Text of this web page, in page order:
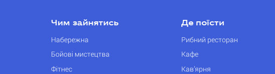
Чим зайнятись
Набережна
Бойові мистецтва
Фітнес
Де поїсти
Рибний ресторан
Кафе
Кав’ярня